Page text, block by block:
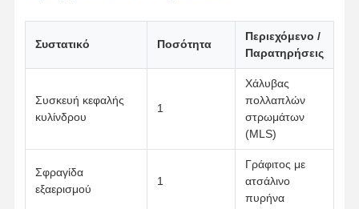
Σελίδα
Γύρος
Εργοστασίων
Συστατικό Ποσότητα
Περιεχόμενο /
Παρατηρήσεις
Συσκευή κεφαλής
κυλίνδρου
1
Χάλυβας
πολλαπλών
στρωμάτων
(MLS)
Σφραγίδα
εξαερισμού
1
Γράφιτος με
ατσάλινο
πυρήνα